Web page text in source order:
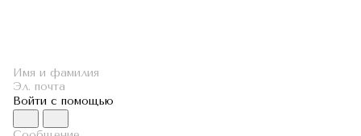
Войти с помощью